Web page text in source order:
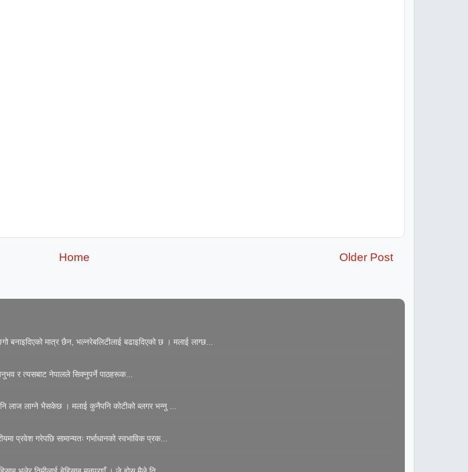
Older Post
Home
बनाइदिएको मात्र छैन, भल्नरेबलिटीलाई बढाइदिएको छ । मलाई लाग्छ...
अनुभव र त्यसबाट नेपालले सिक्नुपर्ने पाठहरूक...
लाज लाग्ने भैसकेछ । मलाई कुनैपनि कोटीको ब्लगर भन्नु ...
प्रवेश गरेपछि सामान्यतः गर्भाधानको स्वभाविक प्रक...